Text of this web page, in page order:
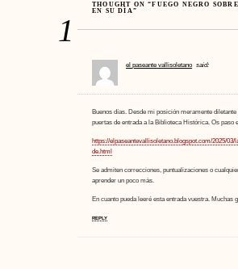
1
THOUGHT ON “FUEGO NEGRO
EN SU DÍA”
el paseante vallisoletano said:
Buenos días. Desde mi posición meramente
puertas de entrada a la Biblioteca Histórica. Os paso
https://elpaseantevallisoletano.blogspot.com/2025/
de.html
Se admiten correcciones, puntualizaciones o
aprender un poco más.
En cuanto pueda leeré esta entrada vuestra. Muchas
REPLY